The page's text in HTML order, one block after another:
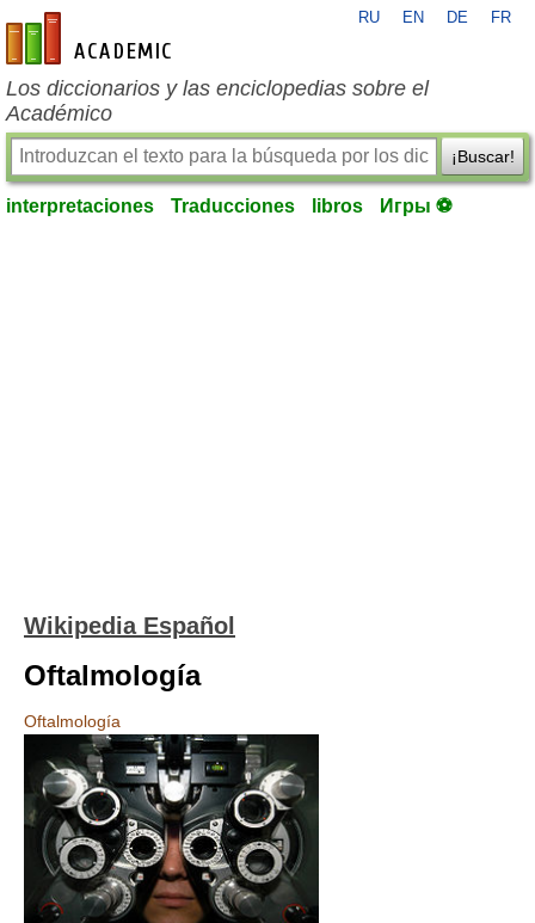
es-academic.com
RU EN DE FR
Los diccionarios y las enciclopedias sobre el
Académico
¡Buscar!
interpretaciones Traducciones libros Игры ⚽
Wikipedia Español
Oftalmología
Oftalmología